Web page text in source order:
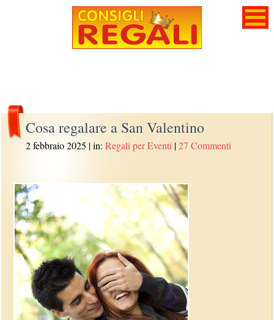
Cosa regalare a San Valentino
2 febbraio 2025 | in:Regali per Eventi |27 Commenti